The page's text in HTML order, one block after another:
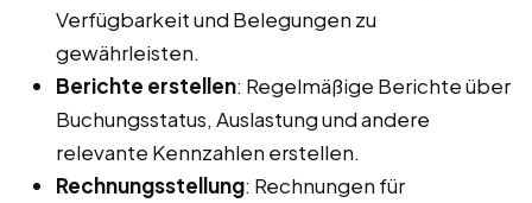
Verfügbarkeit und Belegungen zu
gewährleisten.
Berichte erstellen: Regelmäßige Berichte über
Buchungsstatus, Auslastung und andere
relevante Kennzahlen erstellen.
Rechnungsstellung: Rechnungen für